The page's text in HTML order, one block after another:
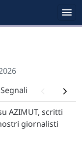
Segnali
Analisi
AZIMUT, scritti
giornalisti